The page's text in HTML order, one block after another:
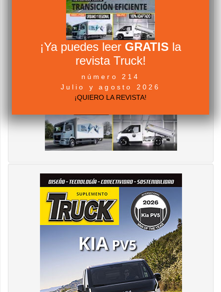
¡Ya puedes leer GRATIS la
revista Truck!
número 214
Julio y agosto 2026
¡QUIERO LA REVISTA!